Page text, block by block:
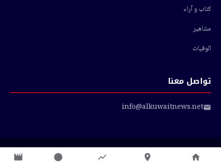
كتاب و آراء
مشاهير
الوفيات
تواصل معنا
info@alkuwaitnews.net
سياسة الخصوصية
شروط الاستخدام